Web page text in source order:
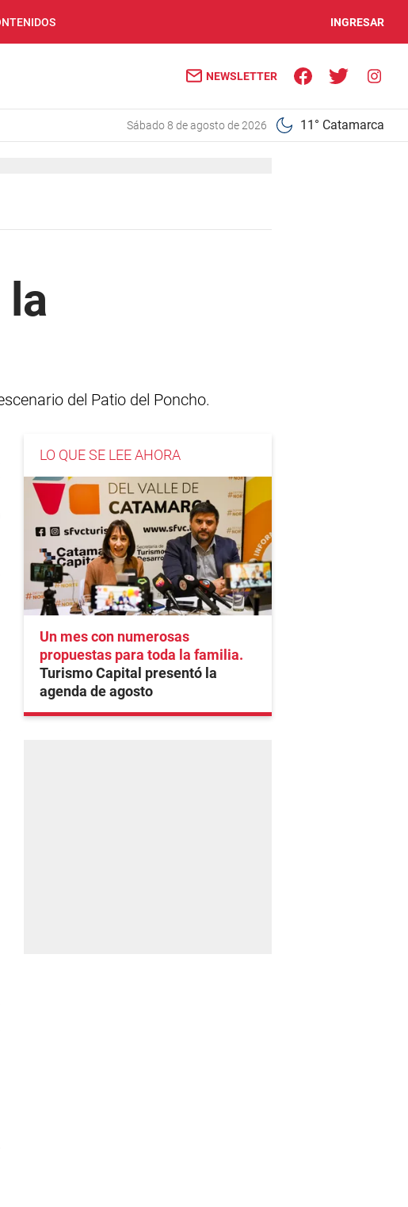
INGRESAR
NEWSLETTER
sábado 8 de agosto de 2026 11° Catamarca
la
del Patio del Poncho.
LO QUE SE LEE AHORA
Un mes con numerosas
propuestas para toda la familia
Turismo Capital presentó la
agenda de agosto